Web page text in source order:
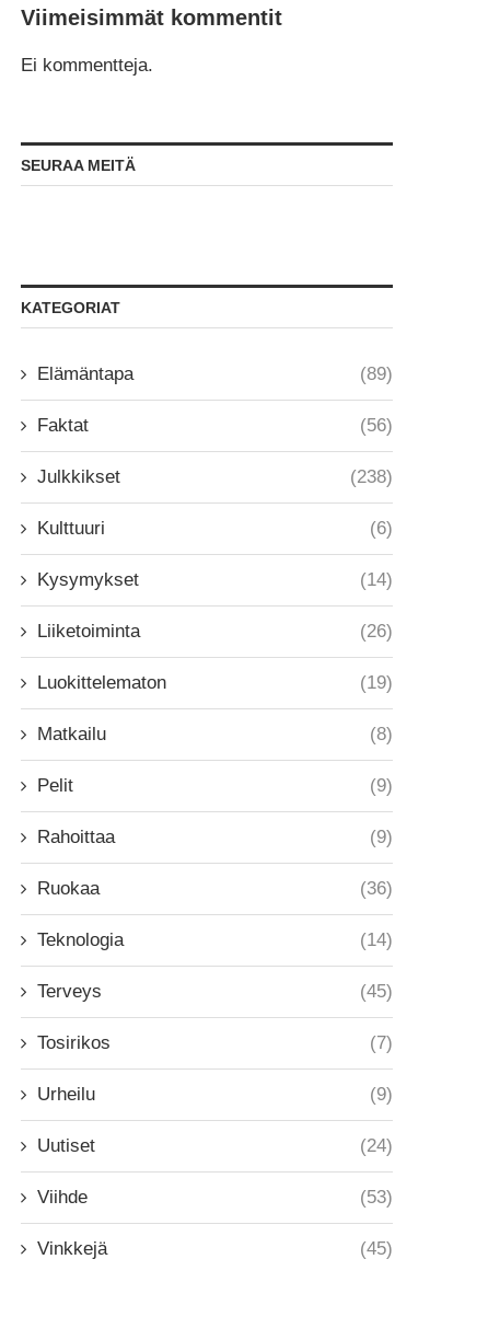
Viimeisimmät kommentit
Ei kommentteja.
SEURAA MEITÄ
KATEGORIAT
Elämäntapa (89)
Faktat (56)
Julkkikset (238)
Kulttuuri (6)
Kysymykset (14)
Liiketoiminta (26)
Luokittelematon (19)
Matkailu (8)
Pelit (9)
Rahoittaa (9)
Ruokaa (36)
Teknologia (14)
Terveys (45)
Tosirikos (7)
Urheilu (9)
Uutiset (24)
Viihde (53)
Vinkkejä (45)